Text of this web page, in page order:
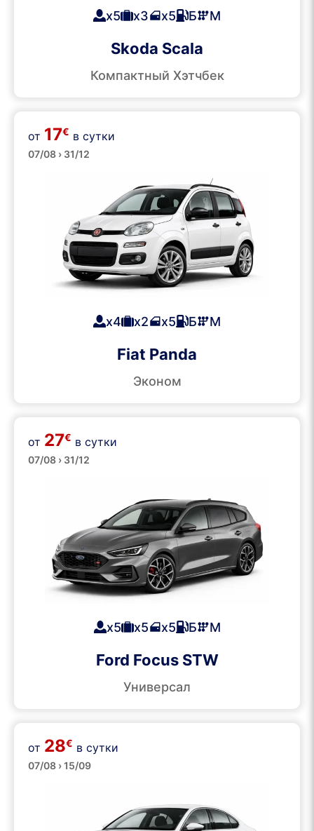
x5 x3 x5 Б М
Skoda Scala
Компактный Хэтчбек
Малые
от 17€ в сутки
07/08 › 31/12
x4 x2 x5 Б М
Fiat Panda
Эконом
Универсалы
от 27€ в сутки
07/08 › 31/12
x5 x5 x5 Б М
Ford Focus STW
Универсал
Большие
от 28€ в сутки
07/08 › 15/09